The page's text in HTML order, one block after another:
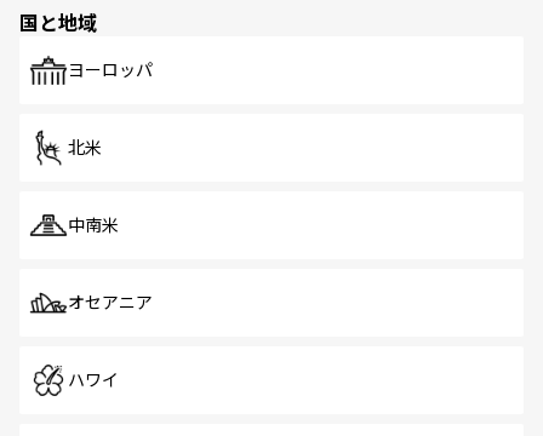
で、ホーカーズは地元の風情を楽しめる外せないスポット
国と地域
ヨーロッパ
北米
中南米
オセアニア
ハワイ